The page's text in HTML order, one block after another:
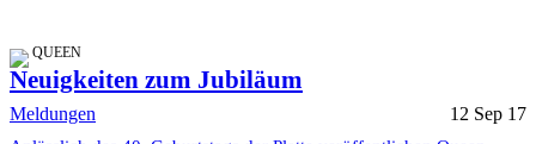
QUEEN
Neuigkeiten zum Jubiläum
Meldungen 12 Sep 17